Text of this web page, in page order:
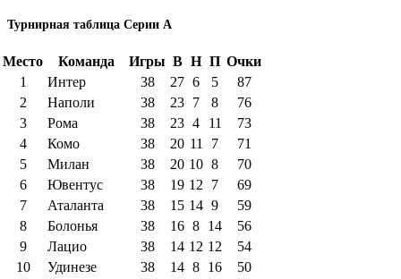
Турнирная таблица Серии А
Место Команда Игры В Н П Очки
1
Интер 38 27 6 5
87
2
Наполи 38 23 7 8
76
3
Рома 38 23 4 11
73
4
Комо 38 20 11 7
71
5
Милан 38 20 10 8
70
6
Ювентус 38 19 12 7
69
7
Аталанта 38 15 14 9
59
8
Болонья 38 16 8 14
56
9
Лацио 38 14 12 12
54
10
Удинезе 38 14 8 16
50